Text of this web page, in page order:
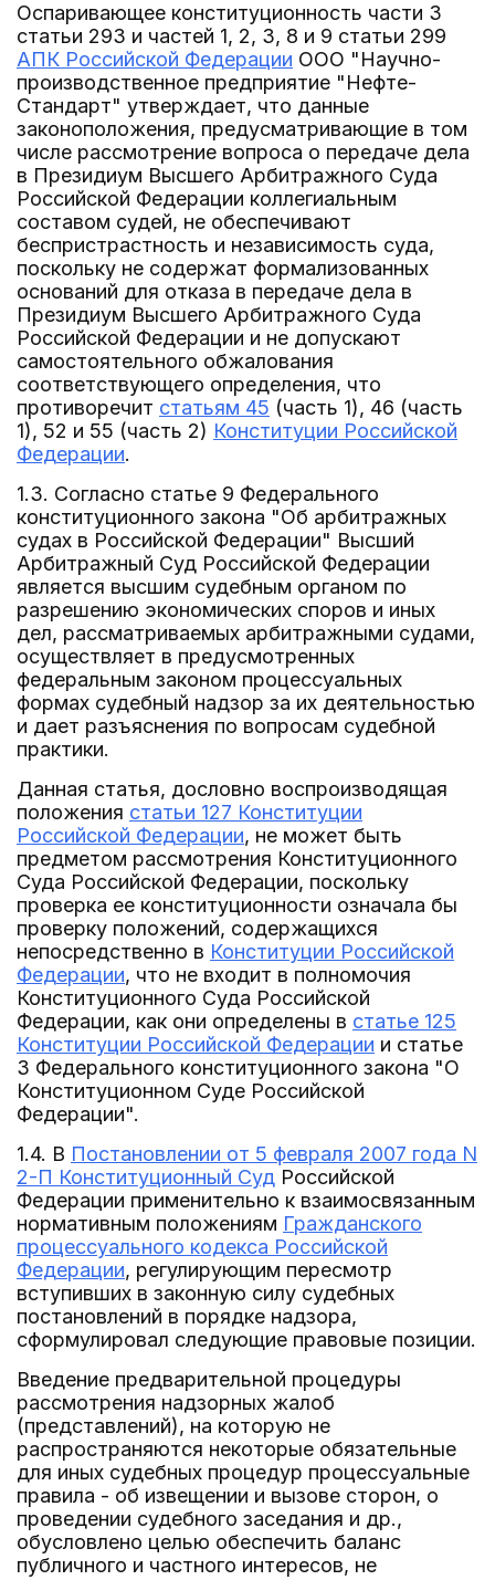
Оспаривающее конституционность части 3
статьи 293 и частей 1, 2, 3, 8 и 9 статьи 299
АПК Российской Федерации ООО "Научно-
производственное предприятие "Нефте-
Стандарт" утверждает, что данные
законоположения, предусматривающие в том
числе рассмотрение вопроса о передаче дела
в Президиум Высшего Арбитражного Суда
Российской Федерации коллегиальным
составом судей, не обеспечивают
беспристрастность и независимость суда,
поскольку не содержат формализованных
оснований для отказа в передаче дела в
Президиум Высшего Арбитражного Суда
Российской Федерации и не допускают
самостоятельного обжалования
соответствующего определения, что
противоречит статьям 45 (часть 1), 46 (часть
1), 52 и 55 (часть 2) Конституции Российской
Федерации.
1.3. Согласно статье 9 Федерального
конституционного закона "Об арбитражных
судах в Российской Федерации" Высший
Арбитражный Суд Российской Федерации
является высшим судебным органом по
разрешению экономических споров и иных
дел, рассматриваемых арбитражными судами,
осуществляет в предусмотренных
федеральным законом процессуальных
формах судебный надзор за их деятельностью
и дает разъяснения по вопросам судебной
практики.
Данная статья, дословно воспроизводящая
положения статьи 127 Конституции
Российской Федерации, не может быть
предметом рассмотрения Конституционного
Суда Российской Федерации, поскольку
проверка ее конституционности означала бы
проверку положений, содержащихся
непосредственно в Конституции Российской
Федерации, что не входит в полномочия
Конституционного Суда Российской
Федерации, как они определены в статье 125
Конституции Российской Федерации и статье
3 Федерального конституционного закона "О
Конституционном Суде Российской
Федерации".
1.4. В Постановлении от 5 февраля 2007 года N
2-П Конституционный Суд Российской
Федерации применительно к взаимосвязанным
нормативным положениям Гражданского
процессуального кодекса Российской
Федерации, регулирующим пересмотр
вступивших в законную силу судебных
постановлений в порядке надзора,
сформулировал следующие правовые позиции.
Введение предварительной процедуры
рассмотрения надзорных жалоб
(представлений), на которую не
распространяются некоторые обязательные
для иных судебных процедур процессуальные
правила - об извещении и вызове сторон, о
проведении судебного заседания и др.,
обусловлено целью обеспечить баланс
публичного и частного интересов, не